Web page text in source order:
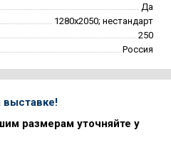
Да
1280х2050; нестандарт
250
Россия
размерам уточняйте у